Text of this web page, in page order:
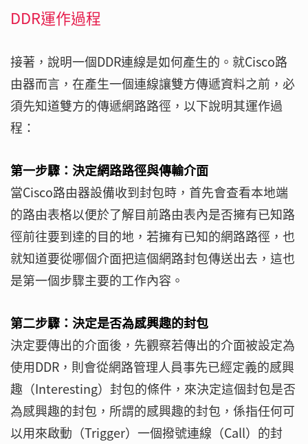
DDR運作過程
接著，說明一個DDR連線是如何產生的。就Cisco路
由器而言，在產生一個連線讓雙方傳遞資料之前，必
須先知道雙方的傳遞網路路徑，以下說明其運作過
程：
第一步驟：決定網路路徑與傳輸介面
當Cisco路由器設備收到封包時，首先會查看本地端
的路由表格以便於了解目前路由表內是否擁有已知路
徑前往要到達的目的地，若擁有已知的網路路徑，也
就知道要從哪個介面把這個網路封包傳送出去，這也
是第一個步驟主要的工作內容。
第二步驟：決定是否為感興趣的封包
決定要傳出的介面後，先觀察若傳出的介面被設定為
使用DDR，則會從網路管理人員事先已經定義的感興
趣（Interesting）封包的條件，來決定這個封包是否
為感興趣的封包，所謂的感興趣的封包，係指任何可
以用來啟動（Trigger）一個撥號連線（Call）的封